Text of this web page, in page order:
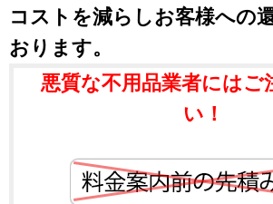
コストを減らしお客様への
おります。
悪質な不用品業者にはご
い！